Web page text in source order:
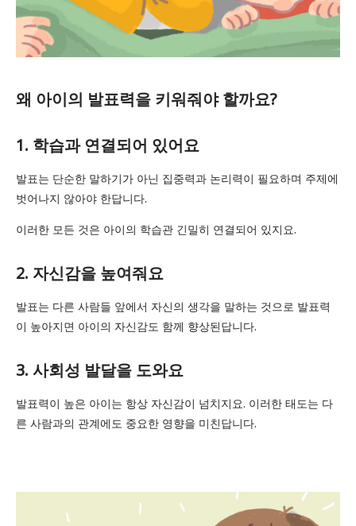
왜 아이의 발표력을 키워줘야 할까요?
1. 학습과 연결되어 있어요
발표는 단순한 말하기가 아닌 집중력과 논리력이 필요하며 주제에
벗어나지 않아야 한답니다.
이러한 모든 것은 아이의 학습관 긴밀히 연결되어 있지요.
2. 자신감을 높여줘요
발표는 다른 사람들 앞에서 자신의 생각을 말하는 것으로 발표력
이 높아지면 아이의 자신감도 함께 향상된답니다.
3. 사회성 발달을 도와요
발표력이 높은 아이는 항상 자신감이 넘치지요. 이러한 태도는 다
른 사람과의 관계에도 중요한 영향을 미친답니다.